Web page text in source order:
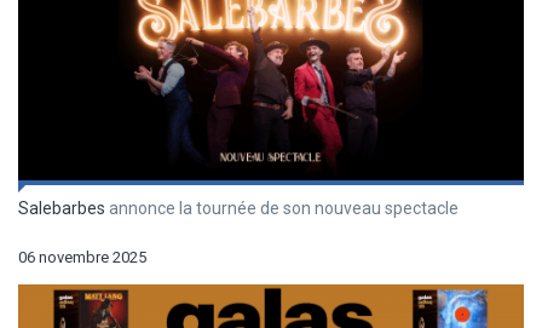
Salebarbes annonce la tournée de son nouveau spectacle
06 novembre 2025